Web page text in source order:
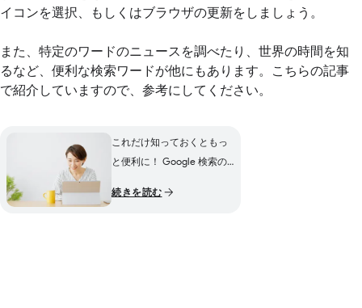
イコンを選択、もしくはブラウザの更新をしましょう。
また、特定のワードのニュースを調べたり、世界の時間を知
るなど、便利な検索ワードが他にもあります。こちらの記事
で紹介していますので、参考にしてください。
これだけ知っておくともっ
と便利に！ Google 検索の
続きを読む